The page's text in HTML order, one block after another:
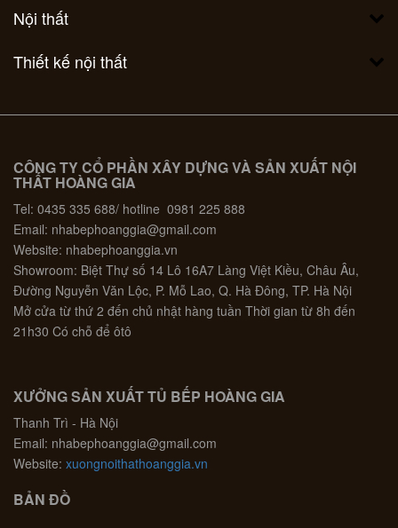
Nội thất
Thiết kế nội thất
CÔNG TY CỔ PHẦN XÂY DỰNG VÀ SẢN XUẤT NỘI
THẤT HOÀNG GIA
Tel: 0435 335 688/ hotline 0981 225 888
Email: nhabephoanggia@gmail.com
Website: nhabephoanggia.vn
Showroom: Biệt Thự số 14 Lô 16A7 Làng Việt Kiều, Châu Âu,
Đường Nguyễn Văn Lộc, P. Mỗ Lao, Q. Hà Đông, TP. Hà Nội
Mở cửa từ thứ 2 đến chủ nhật hàng tuần Thời gian từ 8h đến
21h30 Có chỗ để ôtô
XƯỞNG SẢN XUẤT TỦ BẾP HOÀNG GIA
Thanh Trì - Hà Nội
Email: nhabephoanggia@gmail.com
Website: xuongnoithathoanggia.vn
BẢN ĐỒ